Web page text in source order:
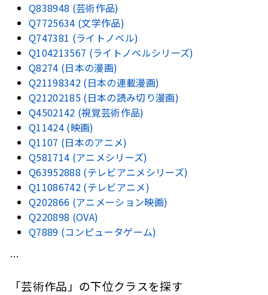
Q838948 (芸術作品)
Q7725634 (文学作品)
Q747381 (ライトノベル)
Q104213567 (ライトノベルシリーズ)
Q8274 (日本の漫画)
Q21198342 (日本の連載漫画)
Q21202185 (日本の読み切り漫画)
Q4502142 (視覚芸術作品)
Q11424 (映画)
Q1107 (日本のアニメ)
Q581714 (アニメシリーズ)
Q63952888 (テレビアニメシリーズ)
Q11086742 (テレビアニメ)
Q202866 (アニメーション映画)
Q220898 (OVA)
Q7889 (コンピュータゲーム)
…
「芸術作品」の下位クラスを探す